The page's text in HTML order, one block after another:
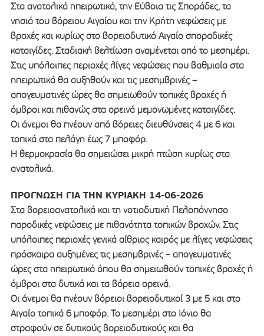
Στα ανατολικά ηπειρωτικά, την Εύβοια τις Σποράδες, τα
νησιά του βόρειου Αιγαίου και την Κρήτη νεφώσεις με
βροχές και κυρίως στο βορειοδυτικό Αιγαίο σποραδικές
καταιγίδες. Σταδιακή βελτίωση αναμένεται από το μεσημέρι.
Στις υπόλοιπες περιοχές λίγες νεφώσεις που βαθμιαία στα
ηπειρωτικά θα αυξηθούν και τις μεσημβρινές –
απογευματινές ώρες θα σημειωθούν τοπικές βροχές ή
όμβροι και πιθανώς στα ορεινά μεμονωμένες καταιγίδες.
Οι άνεμοι θα πνέουν από βόρειες διευθύνσεις 4 με 6 και
τοπικά στα πελάγη έως 7 μποφόρ.
Η θερμοκρασία θα σημειώσει μικρή πτώση κυρίως στα
ανατολικά.
ΠΡΟΓΝΩΣΗ ΓΙΑ ΤΗΝ ΚΥΡΙΑΚΗ 14-06-2026
Στα βορειοανατολικά και τη νοτιοδυτική Πελοπόννησο
παροδικές νεφώσεις με πιθανότητα τοπικών βροχών. Στις
υπόλοιπες περιοχές γενικά αίθριος καιρός με λίγες νεφώσεις
πρόσκαιρα αυξημένες τις μεσημβρινές – απογευματινές
ώρες στα ηπειρωτικά όπου θα σημειωθούν τοπικές βροχές ή
όμβροι στα δυτικά και τα βόρεια ορεινά.
Οι άνεμοι θα πνέουν βόρειοι βορειοδυτικοί 3 με 5 και στο
Αιγαίο τοπικά 6 μποφόρ. Το μεσημέρι στο Ιόνιο θα
στραφούν σε δυτικούς βορειοδυτικούς και θα